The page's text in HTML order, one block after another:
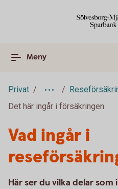
Meny
Privat
Det här ingår i försäkringen
Vad ingår i
Här ser du vilka delar